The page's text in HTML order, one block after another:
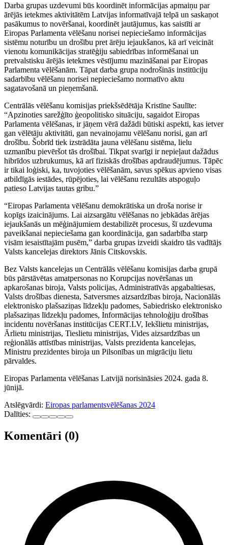
Darba grupas uzdevumi būs koordinēt informācijas apmaiņu par
ārējās ietekmes aktivitātēm Latvijas informatīvajā telpā un saskaņot
pasākumus to novēršanai, koordinēt jautājumus, kas saistīti ar
Eiropas Parlamenta vēlēšanu norisei nepieciešamo informācijas
sistēmu noturību un drošību pret ārēju iejaukšanos, kā arī veicināt
vienotu komunikācijas stratēģiju sabiedrības informēšanai un
pretvalstisku ārējās ietekmes vēstījumu mazināšanai par Eiropas
Parlamenta vēlēšanām. Tāpat darba grupa nodrošinās institūciju
sadarbību vēlēšanu norisei nepieciešamo normatīvo aktu
sagatavošanā un pieņemšanā.
Centrālās vēlēšanu komisijas priekšsēdētāja Kristīne Saulīte:
“Apzinoties sarežģīto ģeopolitisko situāciju, sagaidot Eiropas
Parlamenta vēlēšanas, ir jāņem vērā dažādi būtiski aspekti, kas ietver
gan vēlētāju aktivitāti, gan nevainojamu vēlēšanu norisi, gan arī
drošību. Šobrīd tiek izstrādāta jauna vēlēšanu sistēma, lielu
uzmanību pievēršot tās drošībai. Tikpat svarīgi ir nepieļaut dažādus
hibrīdos uzbrukumus, kā arī fiziskās drošības apdraudējumus. Tāpēc
ir tikai loģiski, ka, tuvojoties vēlēšanām, savus spēkus apvieno visas
atbildīgās iestādes, rūpējoties, lai vēlēšanu rezultāts atspoguļo
patieso Latvijas tautas gribu.”
“Eiropas Parlamenta vēlēšanu demokrātiska un droša norise ir
kopīgs izaicinājums. Lai aizsargātu vēlēšanas no jebkādas ārējas
iejaukšanās un mēģinājumiem destabilizēt procesus, šī uzdevuma
paveikšanai nepieciešama gan koordinācija, gan sadarbība starp
visām iesaistītajām pusēm,” darba grupas izveidi skaidro tās vadītājs
Valsts kancelejas direktors Jānis Citskovskis.
Bez Valsts kancelejas un Centrālās vēlēšanu komisijas darba grupā
būs pārstāvētas amatpersonas no Korupcijas novēršanas un
apkarošanas biroja, Valsts policijas, Administratīvās apgabaltiesas,
Valsts drošības dienesta, Satversmes aizsardzības biroja, Nacionālās
elektronisko plašsaziņas līdzekļu padomes, Sabiedrisko elektronisko
plašsaziņas līdzekļu padomes, Informācijas tehnoloģiju drošības
incidentu novēršanas institūcijas CERT.LV, Iekšlietu ministrijas,
Ārlietu ministrijas, Tieslietu ministrijas, Vides aizsardzības un
reģionālās attīstības ministrijas, Valsts prezidenta kancelejas,
Ministru prezidentes biroja un Pilsonības un migrāciju lietu
pārvaldes.
Eiropas Parlamenta vēlēšanas Latvijā norisināsies 2024. gada 8.
jūnijā.
Atslēgvārdi: Eiropas parlamentsvēlēšanas 2024
Dalīties:
Komentāri (0)